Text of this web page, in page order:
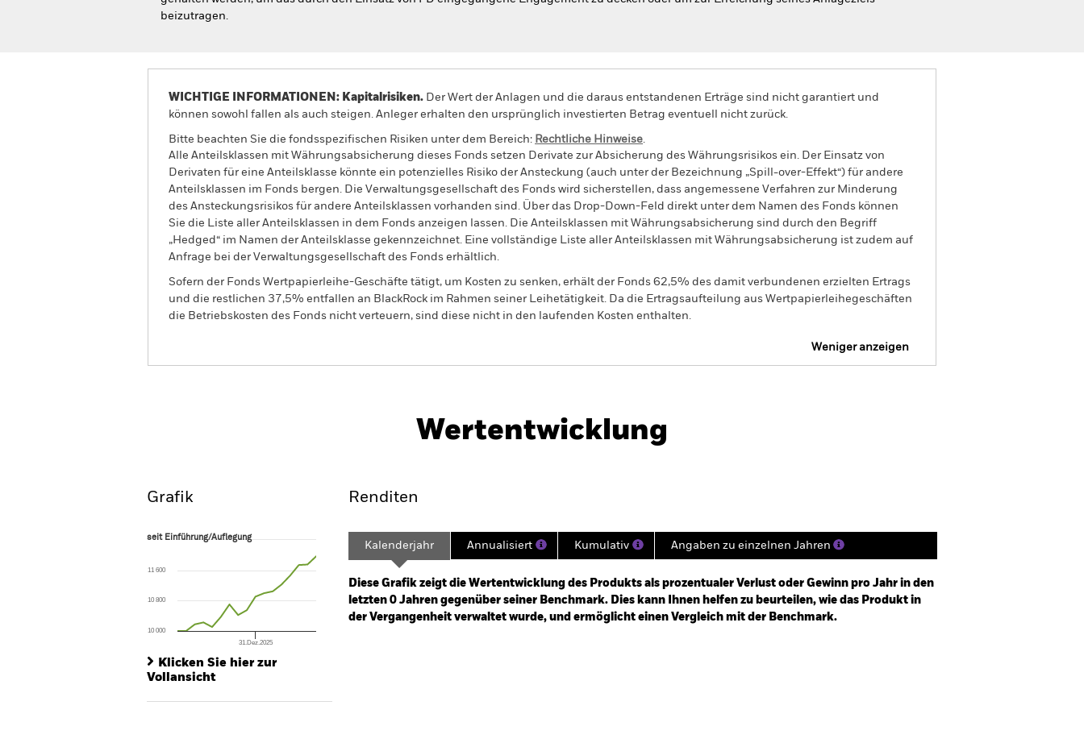
beizutragen.
WICHTIGE INFORMATIONEN: Kapitalrisiken. Der Wert der Anlagen und die daraus entstandenen Erträge sind nicht garantiert und
können sowohl fallen als auch steigen. Anleger erhalten den ursprünglich investierten Betrag eventuell nicht zurück.
Bitte beachten Sie die fondsspezifischen Risiken unter dem Bereich: Rechtliche Hinweise.
Alle Anteilsklassen mit Währungsabsicherung dieses Fonds setzen Derivate zur Absicherung des Währungsrisikos ein. Der Einsatz von
Derivaten für eine Anteilsklasse könnte ein potenzielles Risiko der Ansteckung (auch unter der Bezeichnung „Spill-over-Effekt“) für andere
Anteilsklassen im Fonds bergen. Die Verwaltungsgesellschaft des Fonds wird sicherstellen, dass angemessene Verfahren zur Minderung
des Ansteckungsrisikos für andere Anteilsklassen vorhanden sind. Über das Drop-Down-Feld direkt unter dem Namen des Fonds können
Sie die Liste aller Anteilsklassen in dem Fonds anzeigen lassen. Die Anteilsklassen mit Währungsabsicherung sind durch den Begriff
„Hedged“ im Namen der Anteilsklasse gekennzeichnet. Eine vollständige Liste aller Anteilsklassen mit Währungsabsicherung ist zudem auf
Anfrage bei der Verwaltungsgesellschaft des Fonds erhältlich.
Sofern der Fonds Wertpapierleihe-Geschäfte tätigt, um Kosten zu senken, erhält der Fonds 62,5% des damit verbundenen erzielten Ertrags
und die restlichen 37,5% entfallen an BlackRock im Rahmen seiner Leihetätigkeit. Da die Ertragsaufteilung aus Wertpapierleihegeschäften
die Betriebskosten des Fonds nicht verteuern, sind diese nicht in den laufenden Kosten enthalten.
Weniger anzeigen
Herunterladen
Wertentwicklung
Grafik
seit Einführung/Auflegung
The chart has 1 X axis displaying Time. Range: 2025-03-31 00:00:00 to 2026-07-31 00:00:00.
The chart has 1 Y axis displaying values. Range: 0 to 24.
seit Einführung/Auflegung
31.Dez.2025
10 000
10 800
11 600
Klicken Sie hier zur
Vollansicht
Renditen
Kalenderjahr Annualisiert Kumulativ Angaben zu einzelnen Jahren
Diese Grafik zeigt die Wertentwicklung des Produkts als prozentualer Verlust oder Gewinn pro Jahr in den
letzten 0 Jahren gegenüber seiner Benchmark. Dies kann Ihnen helfen zu beurteilen, wie das Produkt in
der Vergangenheit verwaltet wurde, und ermöglicht einen Vergleich mit der Benchmark.